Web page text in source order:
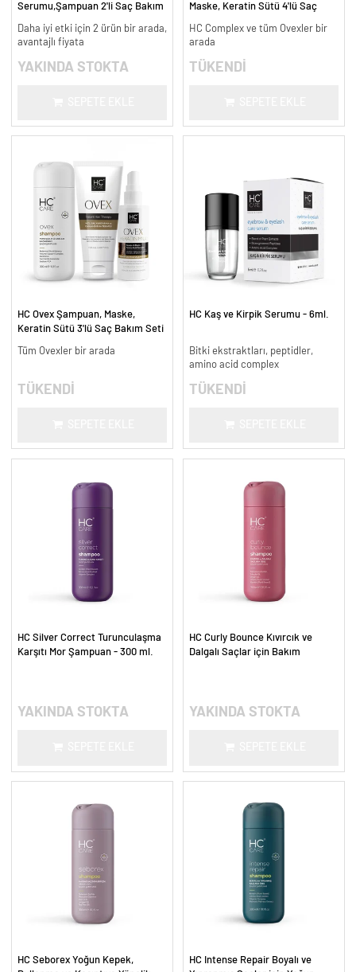
Serumu,Şampuan 2'li Saç Bakım
Daha iyi etki için 2 ürün bir arada,
avantajlı fiyata
YAKINDA STOKTA
Maske, Keratin Sütü 4'lü Saç
HC Complex ve tüm Ovexler bir
arada
TÜKENDİ
HC Ovex Şampuan, Maske,
Keratin Sütü 3'lü Saç Bakım Seti
Tüm Ovexler bir arada
TÜKENDİ
HC Kaş ve Kirpik Serumu - 6ml.
Bitki ekstraktları, peptidler,
amino acid complex
TÜKENDİ
HC Silver Correct Turunculaşma
Karşıtı Mor Şampuan - 300 ml.
YAKINDA STOKTA
HC Curly Bounce Kıvırcık ve
Dalgalı Saçlar için Bakım
YAKINDA STOKTA
HC Seborex Yoğun Kepek,
HC Intense Repair Boyalı ve